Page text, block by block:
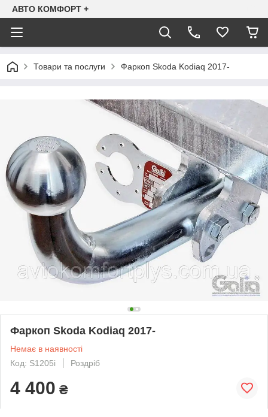
АВТО КОМФОРТ +
Товари та послуги Фаркоп Skoda Kodiaq 2017-
Фаркоп Skoda Kodiaq 2017-
Немає в наявності
Код: S1205i
Роздріб
4 400 ₴